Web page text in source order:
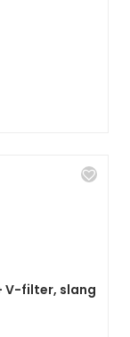
V-filter, slang